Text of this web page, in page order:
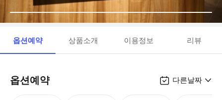
옵션예약 상품소개 이용정보 리뷰
옵션예약 다른날짜